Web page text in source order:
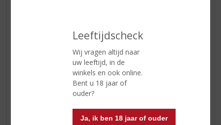
Leeftijdscheck
Wij vragen altijd naar
uw leeftijd, in de
winkels en ook online.
Bent u 18 jaar of
ouder?
Ja, ik ben 18 jaar of ouder